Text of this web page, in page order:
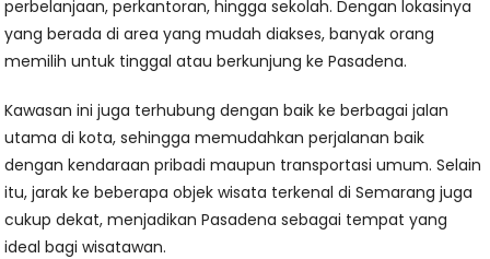
perbelanjaan, perkantoran, hingga sekolah. Dengan lokasinya
yang berada di area yang mudah diakses, banyak orang
memilih untuk tinggal atau berkunjung ke Pasadena.
Kawasan ini juga terhubung dengan baik ke berbagai jalan
utama di kota, sehingga memudahkan perjalanan baik
dengan kendaraan pribadi maupun transportasi umum. Selain
itu, jarak ke beberapa objek wisata terkenal di Semarang juga
cukup dekat, menjadikan Pasadena sebagai tempat yang
ideal bagi wisatawan.